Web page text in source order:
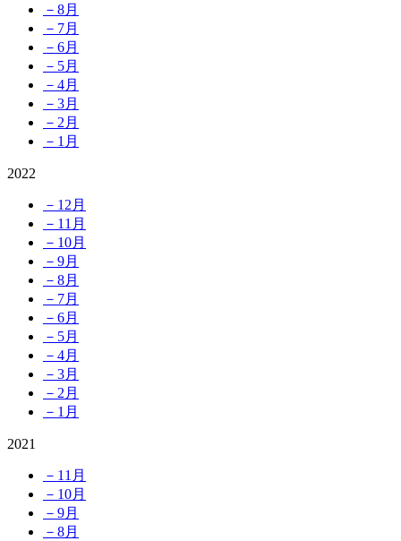
－8月
－7月
－6月
－5月
－4月
－3月
－2月
－1月
2022
－12月
－11月
－10月
－9月
－8月
－7月
－6月
－5月
－4月
－3月
－2月
－1月
2021
－11月
－10月
－9月
－8月